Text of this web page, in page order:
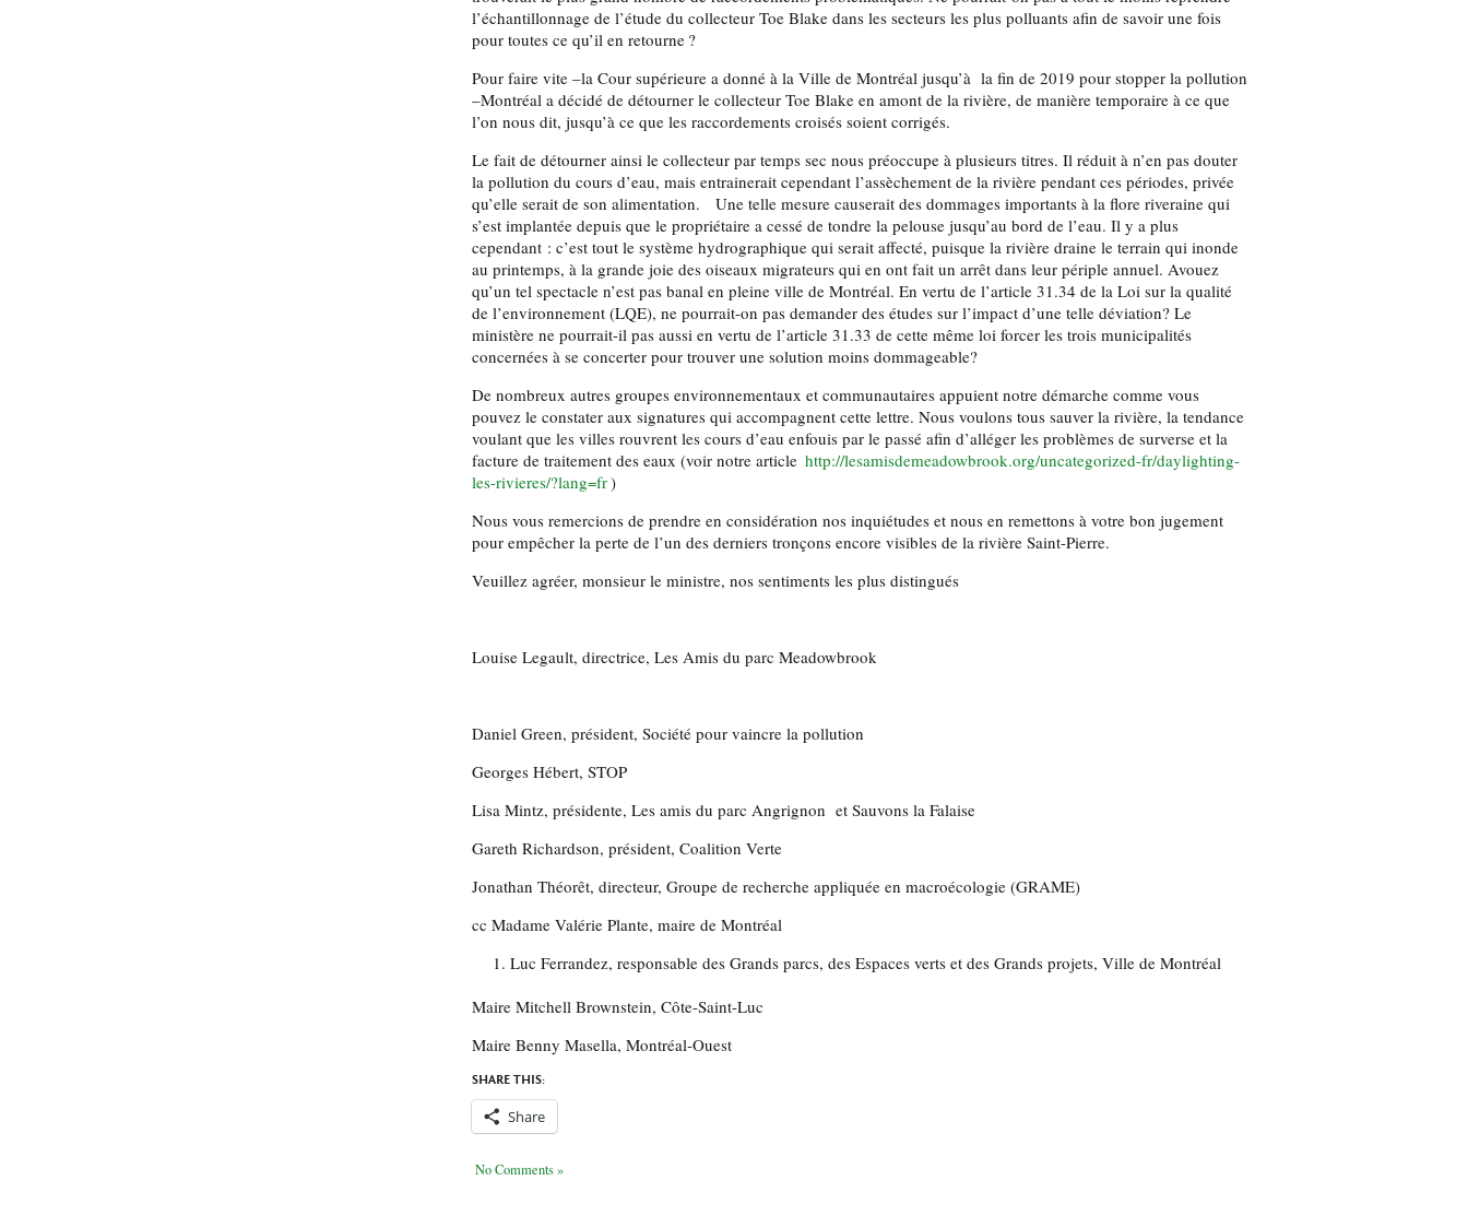
l’échantillonnage de l’étude du collecteur Toe Blake dans les secteurs les plus polluants afin de savoir une fois
pour toutes ce qu’il en retourne ?
Pour faire vite –la Cour supérieure a donné à la Ville de Montréal jusqu’à la fin de 2019 pour stopper la pollution
–Montréal a décidé de détourner le collecteur Toe Blake en amont de la rivière, de manière temporaire à ce que
l’on nous dit, jusqu’à ce que les raccordements croisés soient corrigés.
Le fait de détourner ainsi le collecteur par temps sec nous préoccupe à plusieurs titres. Il réduit à n’en pas douter
la pollution du cours d’eau, mais entrainerait cependant l’assèchement de la rivière pendant ces périodes, privée
qu’elle serait de son alimentation. Une telle mesure causerait des dommages importants à la flore riveraine qui
s’est implantée depuis que le propriétaire a cessé de tondre la pelouse jusqu’au bord de l’eau. Il y a plus
cependant : c’est tout le système hydrographique qui serait affecté, puisque la rivière draine le terrain qui inonde
au printemps, à la grande joie des oiseaux migrateurs qui en ont fait un arrêt dans leur périple annuel. Avouez
qu’un tel spectacle n’est pas banal en pleine ville de Montréal. En vertu de l’article 31.34 de la Loi sur la qualité
de l’environnement (LQE), ne pourrait-on pas demander des études sur l’impact d’une telle déviation? Le
ministère ne pourrait-il pas aussi en vertu de l’article 31.33 de cette même loi forcer les trois municipalités
concernées à se concerter pour trouver une solution moins dommageable?
De nombreux autres groupes environnementaux et communautaires appuient notre démarche comme vous
pouvez le constater aux signatures qui accompagnent cette lettre. Nous voulons tous sauver la rivière, la tendance
voulant que les villes rouvrent les cours d’eau enfouis par le passé afin d’alléger les problèmes de surverse et la
facture de traitement des eaux (voir notre article http://lesamisdemeadowbrook.org/uncategorized-fr/daylighting-
les-rivieres/?lang=fr)
Nous vous remercions de prendre en considération nos inquiétudes et nous en remettons à votre bon jugement
pour empêcher la perte de l’un des derniers tronçons encore visibles de la rivière Saint-Pierre.
Veuillez agréer, monsieur le ministre, nos sentiments les plus distingués
Louise Legault, directrice, Les Amis du parc Meadowbrook
Daniel Green, président, Société pour vaincre la pollution
Georges Hébert, STOP
Lisa Mintz, présidente, Les amis du parc Angrignon et Sauvons la Falaise
Gareth Richardson, président, Coalition Verte
Jonathan Théorêt, directeur, Groupe de recherche appliquée en macroécologie (GRAME)
cc Madame Valérie Plante, maire de Montréal
Luc Ferrandez, responsable des Grands parcs, des Espaces verts et des Grands projets, Ville de Montréal
Maire Mitchell Brownstein, Côte-Saint-Luc
Maire Benny Masella, Montréal-Ouest
SHARE THIS:
Share
No Comments »